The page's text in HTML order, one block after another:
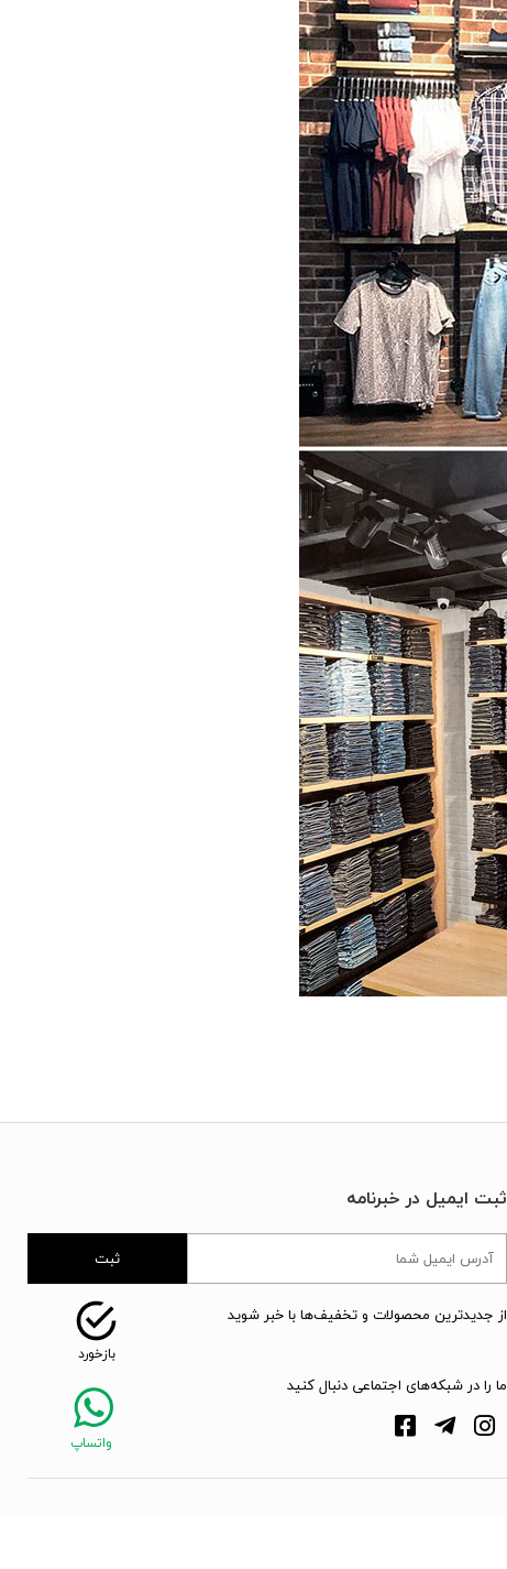
ثبت ایمیل در خبرنامه
ثبت
از جدیدترین محصولات و تخفیف‌ها با خبر شوید
ما را در شبکه‌های اجتماعی دنبال کنید